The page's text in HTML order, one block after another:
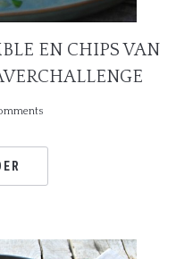
EN CHIPS VAN